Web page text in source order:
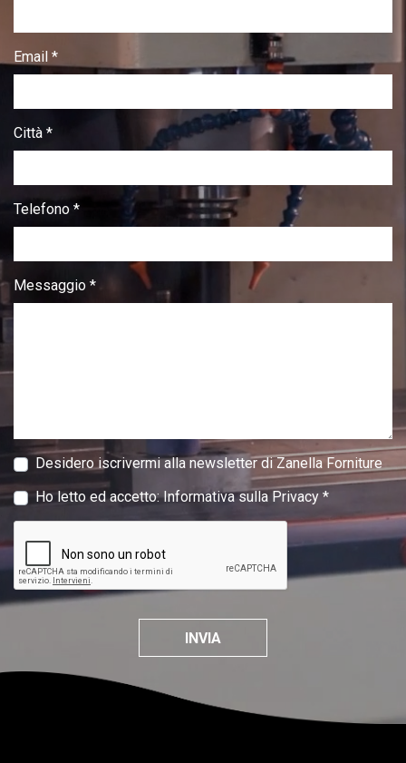
Email *
Città *
Telefono *
Messaggio *
Desidero iscrivermi alla newsletter di Zanella Forniture
Ho letto ed accetto:Informativa sulla Privacy *
INVIA